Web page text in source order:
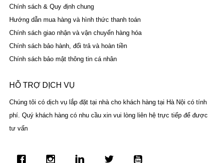
Chính sách & Quy định chung
Hướng dẫn mua hàng và hình thức thanh toán
Chính sách giao nhận và vận chuyển hàng hóa
Chính sách bảo hành, đổi trả và hoàn tiền
Chính sách bảo mật thông tin cá nhân
HỖ TRỢ DỊCH VỤ
Chúng tôi có dịch vụ lắp đặt tại nhà cho khách hàng tại Hà Nội có tính
phí. Quý khách hàng có nhu cầu xin vui lòng liên hệ trực tiếp để được
tư vấn